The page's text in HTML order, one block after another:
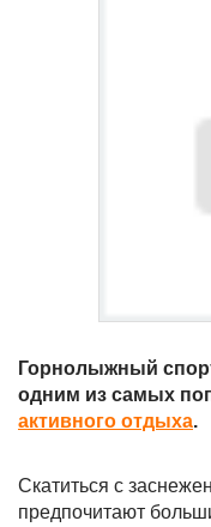
Горнолыжный
одним из самых
активного отдыха.
Скатиться с
предпочитают